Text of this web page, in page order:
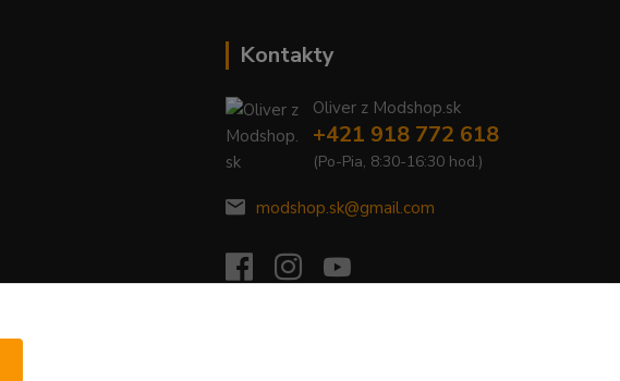
Kontakty
Oliver z Modshop.sk
+421 918 772 618
(Po-Pia, 8:30-16:30 hod.)
modshop.sk@gmail.com